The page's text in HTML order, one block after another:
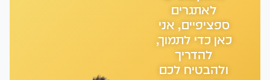
לאתגרים
ספציפיים, אני
כאן כדי לתמוך,
להדריך
ולהבטיח לכם